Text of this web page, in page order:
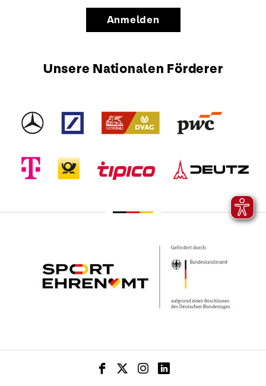
Anmelden
Unsere Nationalen Förderer